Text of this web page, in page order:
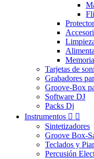
Tarjetas de
Grabadores
Groove-Box
Software DJ
Packs Dj
Instrumentos  
Sintetizadores
Groove Box-
Teclados y
Percusión